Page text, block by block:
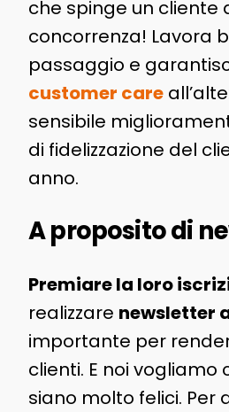
che spinge un cliente
concorrenza! Lavora
passaggio e
customer care
sensibile
di fidelizzazione del
anno.
A proposito di
Premiare la loro
realizzare newsletter
importante per
clienti. E noi vogliamo
siano molto felici. Per